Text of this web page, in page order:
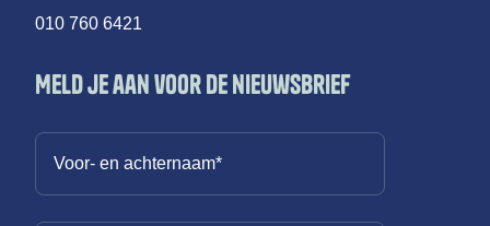
010 760 6421
Meld je aan voor de nieuwsbrief